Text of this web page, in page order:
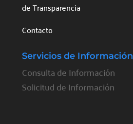
de Transparencia
Contacto
Servicios de Información
Consulta de Información
Solicitud de Información